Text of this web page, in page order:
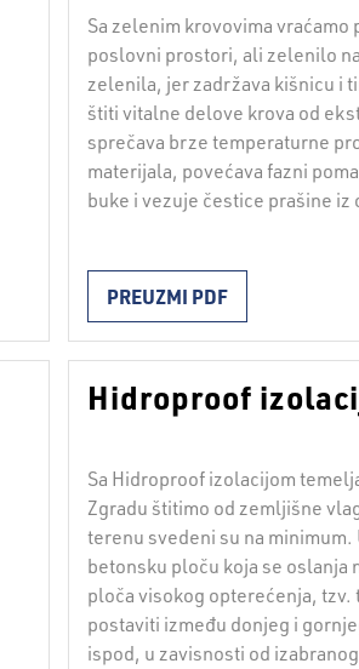
Sa zelenim krovovima
poslovni prostori, ali zelenilo
zelenila, jer zadržava kišnicu i
štiti vitalne delove krova od
sprečava brze temperaturne
materijala, povećava fazni
buke i vezuje čestice prašine iz
PREUZMI PDF
Hidroproof
Sa Hidroproof izolacijom
Zgradu štitimo od zemljišne
terenu svedeni su na
betonsku ploču koja se oslanja
ploča visokog opterećenja,
postaviti između donjeg i
ispod, u zavisnosti od